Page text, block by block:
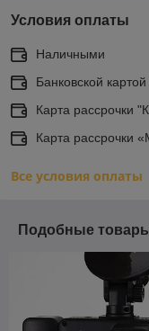
Условия оплаты
Наличными
Банковской
Карта рассрочки
Карта рассрочки
Все условия оплаты
Подобные